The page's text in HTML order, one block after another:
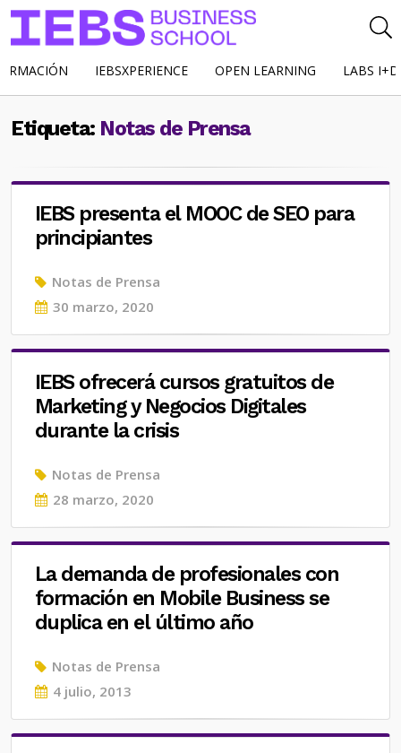
IEBSXPERIENCE OPEN LEARNING LABS
Etiqueta: Notas de Prensa
IEBS presenta el MOOC de SEO para
principiantes
Notas de Prensa
Posted
30 marzo, 2020
IEBS ofrecerá cursos gratuitos de
Marketing y Negocios Digitales
durante la crisis
Notas de Prensa
Posted
28 marzo, 2020
La demanda de profesionales con
formación en Mobile Business se
duplica en el último año
Notas de Prensa
Posted
4 julio, 2013